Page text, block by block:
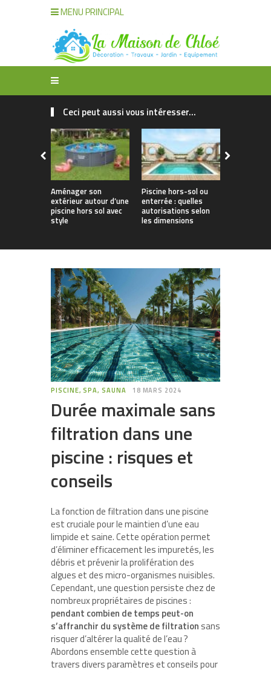
MENU PRINCIPAL
Ceci peut aussi vous intéresser...
Aménager son
extérieur autour d’une
piscine hors sol avec
style
Piscine hors-sol ou
enterrée : quelles
autorisations selon
les dimensions
PISCINE, SPA, SAUNA 18 MARS 2024
Durée maximale sans
filtration dans une
piscine : risques et
conseils
La fonction de filtration dans une piscine
est cruciale pour le maintien d’une eau
limpide et saine. Cette opération permet
d’éliminer efficacement les impuretés, les
débris et prévenir la prolifération des
algues et des micro-organismes nuisibles.
Cependant, une question persiste chez de
nombreux propriétaires de piscines :
pendant combien de temps peut-on
s’affranchir du système de filtration sans
risquer d’altérer la qualité de l’eau ?
Abordons ensemble cette question à
travers divers paramètres et conseils pour